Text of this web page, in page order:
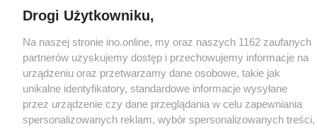
Drogi Użytkowniku,
Na naszej stronie ino.online, my oraz naszych 1162 zaufanych
partnerów uzyskujemy dostęp i przechowujemy informacje na
urządzeniu oraz przetwarzamy dane osobowe, takie jak
unikalne identyfikatory, standardowe informacje wysyłane
przez urządzenie czy dane przeglądania w celu zapewniania
spersonalizowanych reklam, wybór spersonalizowanych treści,